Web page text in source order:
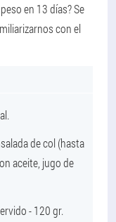
en 13 días? Se
con el
de col (hasta
aceite, jugo de
- 120 gr.